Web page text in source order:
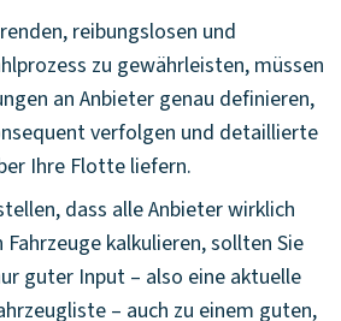
reibungslosen und
zu gewährleisten, müssen
an Anbieter genau definieren,
verfolgen und detaillierte
Ihre Flotte liefern.
dass alle Anbieter wirklich
kalkulieren, sollten Sie
guter Input – also eine aktuelle
– auch zu einem guten,